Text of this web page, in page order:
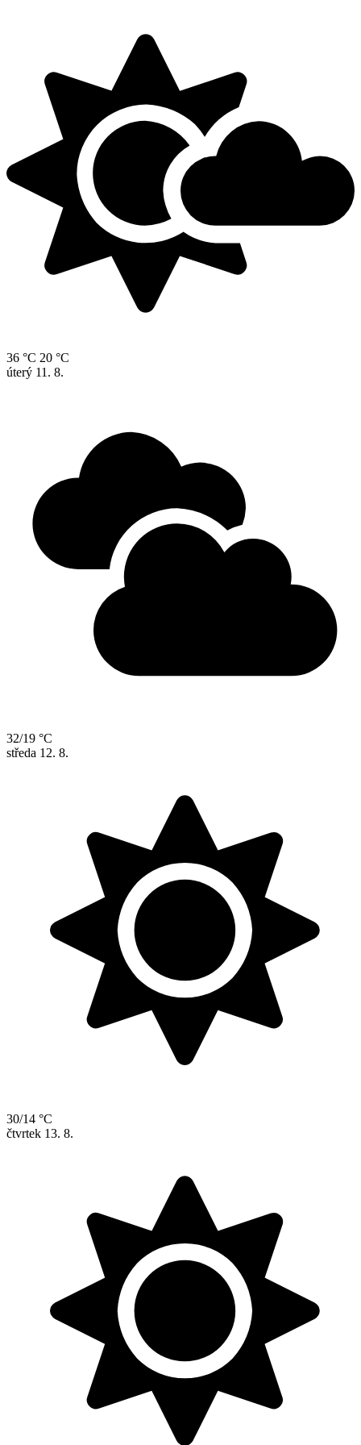
36 °C 20 °C
úterý 11. 8.
32/19 °C
středa 12. 8.
30/14 °C
čtvrtek 13. 8.